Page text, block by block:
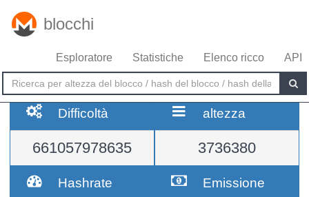
blocchi
Esploratore Statistiche Elenco ricco API
Difficoltà
661057978635
altezza
3736380
Hashrate Emissione